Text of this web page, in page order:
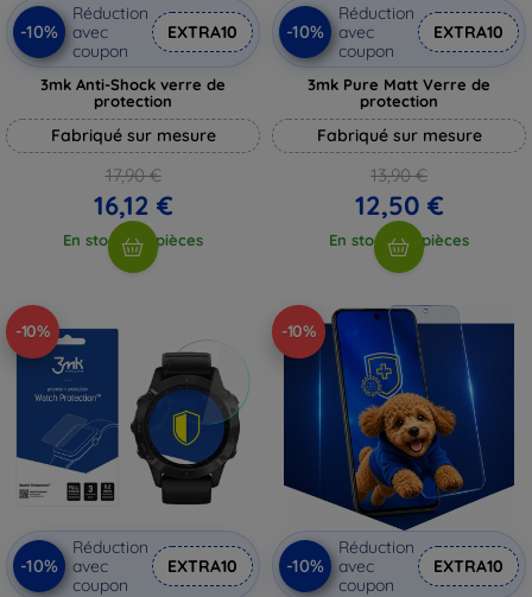
-10%
Réduction
avec
coupon
EXTRA10
3mk Anti-Shock verre de
protection
Fabriqué sur mesure
17,90 €
16,12 €
En stock > 5 pièces
-10%
Réduction
avec
coupon
EXTRA10
3mk Pure Matt Verre de
protection
Fabriqué sur mesure
13,90 €
12,50 €
En stock > 5 pièces
-10%
-10%
Réduction
avec
coupon
EXTRA10
-10%
-10%
Réduction
avec
coupon
EXTRA10